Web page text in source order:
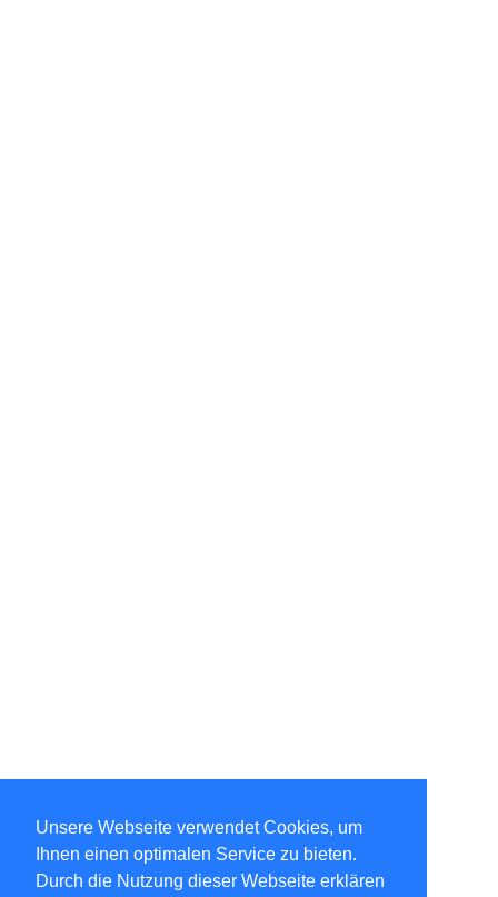
Unsere Webseite verwendet Cookies, um
Ihnen einen optimalen Service zu bieten.
Durch die Nutzung dieser Webseite erklären